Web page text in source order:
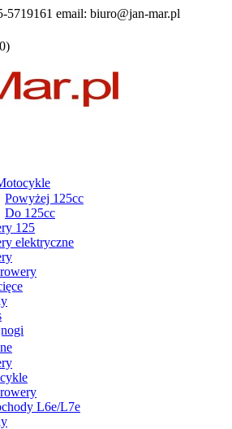
5719161 email: biuro@jan-mar.pl
Powyżej 125cc
Do 125cc
125
elektryczne
L6e/L7e